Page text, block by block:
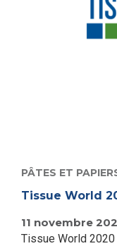
PÂTES ET
Tissue World
11 novembre
Tissue World